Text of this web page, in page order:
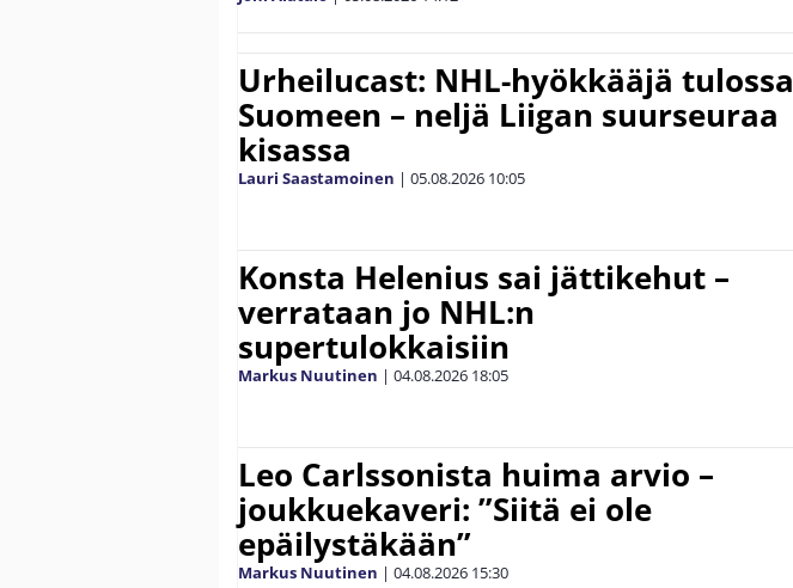
Urheilucast: NHL-hyökkääjä tulossa
Suomeen – neljä Liigan suurseuraa
kisassa
Lauri Saastamoinen | 05.08.2026 10:05
Konsta Helenius sai jättikehut –
verrataan jo NHL:n
supertulokkaisiin
Markus Nuutinen | 04.08.2026 18:05
Leo Carlssonista huima arvio –
joukkuekaveri: ”Siitä ei ole
epäilystäkään”
Markus Nuutinen | 04.08.2026 15:30